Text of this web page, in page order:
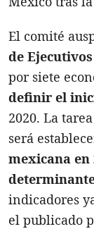
El comité
de
por siete
definir el
2020. La
será
mexicana en
indicadores
el publicado